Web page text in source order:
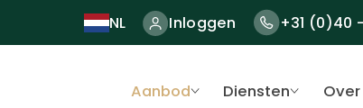
NL Inloggen +31 (0)40
Aanbod Diensten